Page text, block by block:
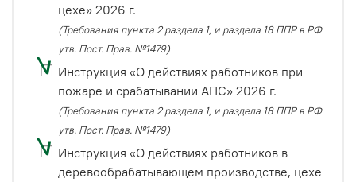
цехе» 2026 г.
(Требования пункта 2 раздела 1, и раздела 18 ППР в РФ
утв. Пост. Прав. №1479)
Инструкция «О действиях работников при
пожаре и срабатывании АПС» 2026 г.
(Требования пункта 2 раздела 1, и раздела 18 ППР в РФ
утв. Пост. Прав. №1479)
Инструкция «О действиях работников в
деревообрабатывающем производстве, цехе